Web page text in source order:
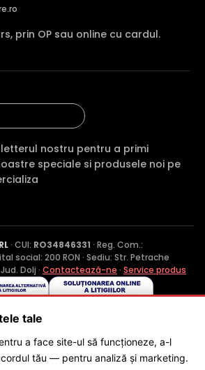
prin OP sau online cu cardul.
nostru pentru a primi
speciale si produsele noi pe
· CUI: RO34846331 · Reg. Com.:
social: 200 RON · Sediu: Str. Petrache
Dolj · Contactează-ne · Service produs
SC POLITES ONLINE SRL
tale
a face site-ul să funcționeze, a-l
tău — pentru analiză și marketing.